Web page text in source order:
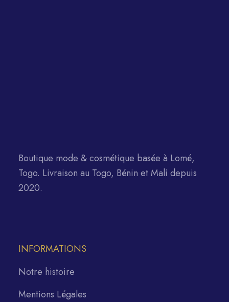
Boutique mode & cosmétique basée à Lomé,
Togo. Livraison au Togo, Bénin et Mali depuis
2020.
INFORMATIONS
Notre histoire
Mentions Légales